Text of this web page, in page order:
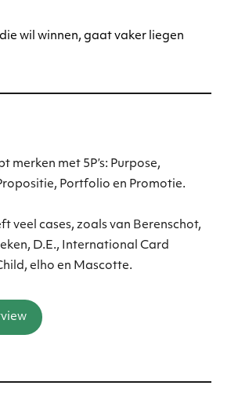
wil winnen, gaat vaker liegen
merken met 5P’s: Purpose,
Portfolio en Promotie.
veel cases, zoals van Berenschot,
D.E., International Card
elho en Mascotte.